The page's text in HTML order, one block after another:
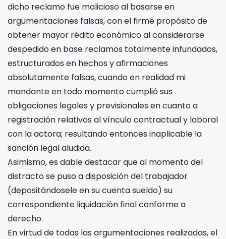
dicho reclamo fue malicioso al basarse en
argumentaciones falsas, con el firme propósito de
obtener mayor rédito económico al considerarse
despedido en base reclamos totalmente infundados,
estructurados en hechos y afirmaciones
absolutamente falsas, cuando en realidad mi
mandante en todo momento cumplió sus
obligaciones legales y previsionales en cuanto a
registración relativos al vínculo contractual y laboral
con la actora; resultando entonces inaplicable la
sanción legal aludida.
Asimismo, es dable destacar que al momento del
distracto se puso a disposición del trabajador
(depositándosele en su cuenta sueldo) su
correspondiente liquidación final conforme a
derecho.
En virtud de todas las argumentaciones realizadas, el